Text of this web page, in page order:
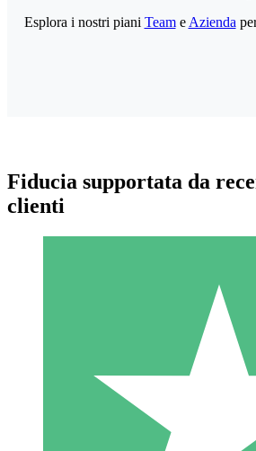
Pacchetti di Crediti
Paga a consumo con crediti di
Esplora i nostri piani Teame Azienda
Fiducia supportata da
clienti